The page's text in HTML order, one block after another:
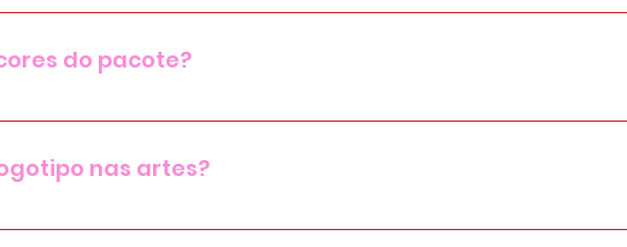
pensando ser acessível para todas, por isso é super
do pacote?
esses templates são personalizáveis.
nas artes?
artes são suas e você pode personalizar como quiser, dentro